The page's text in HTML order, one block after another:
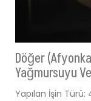
Döğer
Yağmursuyu
Yapılan İşin